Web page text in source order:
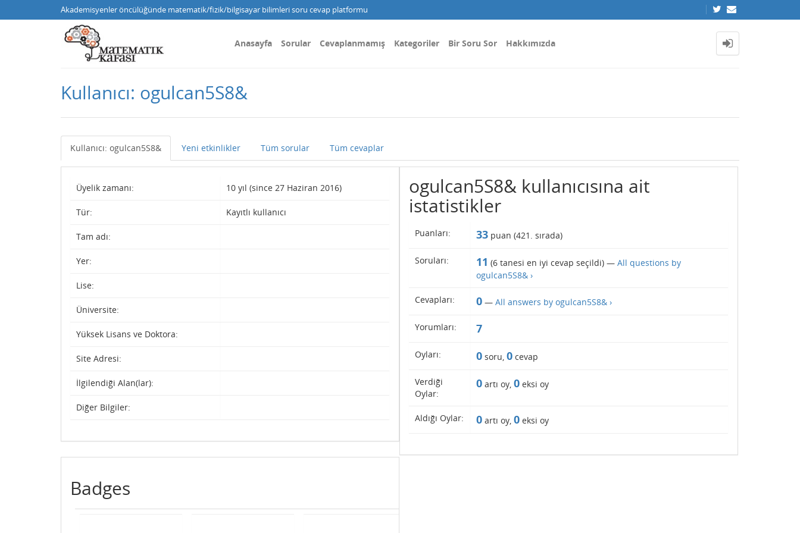
Akademisyenler öncülüğünde matematik/fizik/bilgisayar bilimleri soru cevap platformu
Anasayfa Sorular Cevaplanmamış Kategoriler Bir Soru Sor Hakkımızda
Kullanıcı: ogulcan5S8&
Kullanıcı: ogulcan5S8& Yeni etkinlikler Tüm sorular Tüm cevaplar
Üyelik zamanı: 10 yıl (since 27 Haziran 2016)
Tür: Kayıtlı kullanıcı
Tam adı:
Yer:
Lise:
Üniversite:
Yüksek Lisans ve Doktora:
Site Adresi:
İlgilendiği Alan(lar):
Diğer Bilgiler:
ogulcan5S8& kullanıcısına ait
istatistikler
Puanları: 33puan (421 . sırada)
Soruları: 11 (6tanesi en iyi cevap seçildi) — All questions by
ogulcan5S8& ›
Cevapları: 0— All answers by ogulcan5S8& ›
Yorumları: 7
Oyları: 0soru, 0cevap
Verdiği
Oylar:
0artı oy, 0eksi oy
Aldığı Oylar: 0artı oy, 0eksi oy
Badges